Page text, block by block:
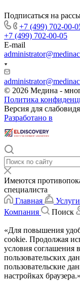
Подписаться на
+7 (499) 702-00-
+7 (499) 702-00-05
E-mail
© 2026 Медина -
Политика
Версия для
Разработано в
Имеются
специалиста
Главная
Услуги
Компания
Поиск
«Для повышения
cookie. Продолжая
условия соглашения
пользовательских
пользовательские
настройках браузера.»